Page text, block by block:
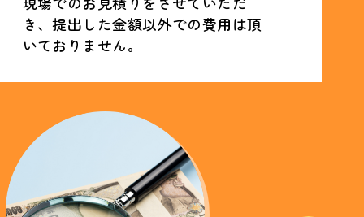
き、提出した金額以外での費用は頂
いておりません。